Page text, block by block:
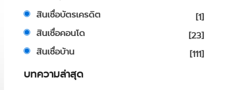
สินเชื่อบัตรเครดิต
[1]
สินเชื่อคอนโด
[23]
สินเชื่อบ้าน
[111]
บทความล่าสุด